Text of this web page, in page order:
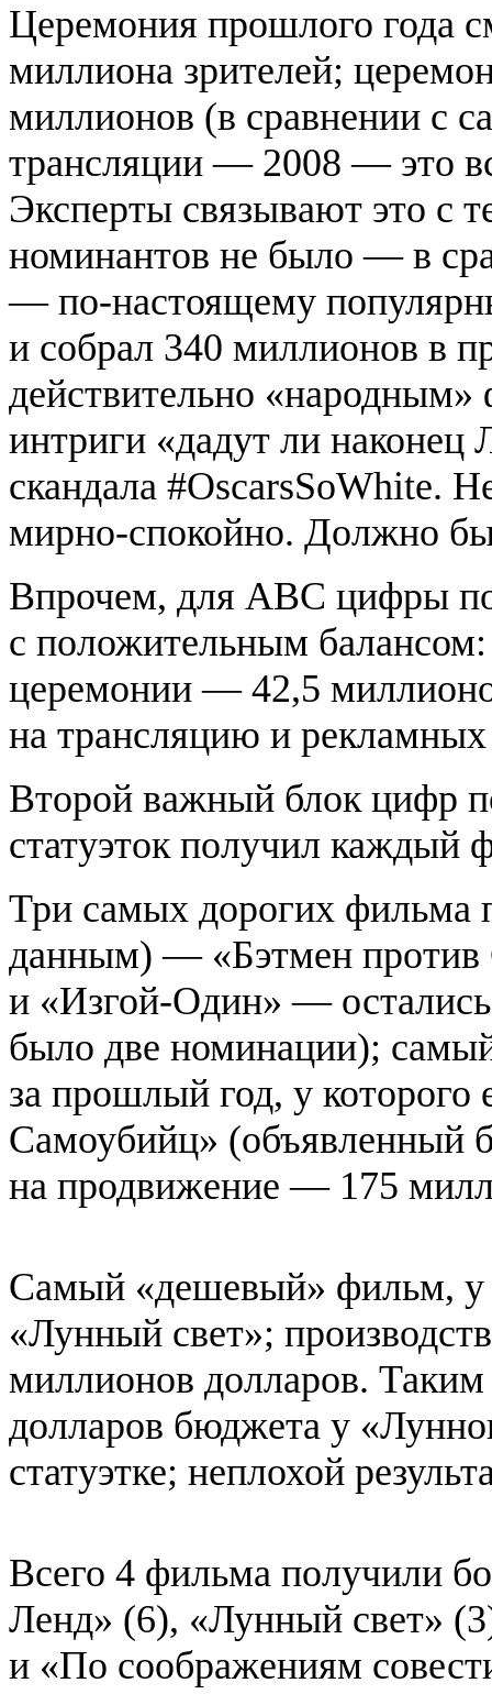
Церемония прошлого года
миллиона зрителей;
миллионов (в сравнении с
трансляции — 2008 — это
Эксперты связывают это с
номинантов не было — в
— по-настоящему
и собрал 340 миллионов в
действительно
интриги «дадут ли наконец
скандала #OscarsSoWhite.
мирно-спокойно. Должно
Впрочем, для ABC цифры
с положительным
церемонии — 42,5
на трансляцию и
Второй важный блок цифр
статуэток получил каждый
Три самых дорогих фильма
данным) — «Бэтмен против
и «Изгой-Один» —
было две номинации);
за прошлый год, у
Самоубийц» (объявленный
на продвижение — 175
Самый «дешевый» фильм, у
«Лунный свет»;
миллионов долларов.
долларов бюджета у
статуэтке; неплохой
Всего 4 фильма получили
Ленд» (6), «Лунный свет»
и «По соображениям